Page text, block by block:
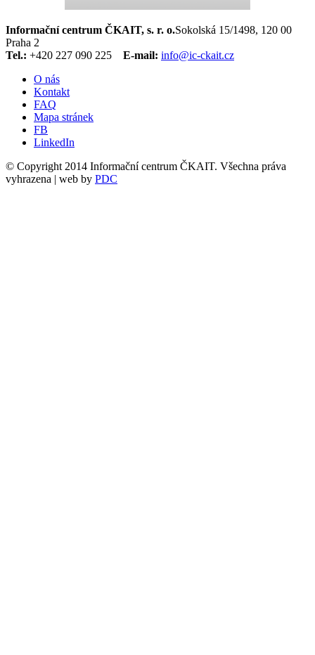
Informační centrum ČKAIT, s. r. o.Sokolská 15/1498, 120 00
Praha 2
Tel.: +420 227 090 225 E-mail: info@ic-ckait.cz
O nás
Kontakt
FAQ
Mapa stránek
FB
LinkedIn
© Copyright 2014 Informační centrum ČKAIT. Všechna práva
vyhrazena | web by PDC